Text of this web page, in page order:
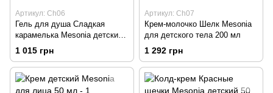
Артикул: Ch06
Гель для душа Сладкая
карамелька Mesonia детский
с каолином 350 мл
1 015 грн
Артикул: Ch07
Крем-молочко Шелк Mesonia
для детского тела 200 мл
1 292 грн